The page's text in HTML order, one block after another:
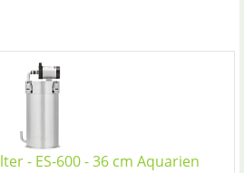
- ES-600 - 36 cm Aquarien